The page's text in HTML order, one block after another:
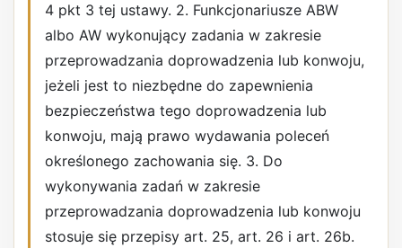
4 pkt 3 tej ustawy. 2. Funkcjonariusze ABW
albo AW wykonujący zadania w zakresie
przeprowadzania doprowadzenia lub konwoju,
jeżeli jest to niezbędne do zapewnienia
bezpieczeństwa tego doprowadzenia lub
konwoju, mają prawo wydawania poleceń
określonego zachowania się. 3. Do
wykonywania zadań w zakresie
przeprowadzania doprowadzenia lub konwoju
stosuje się przepisy art. 25, art. 26 i art. 26b.